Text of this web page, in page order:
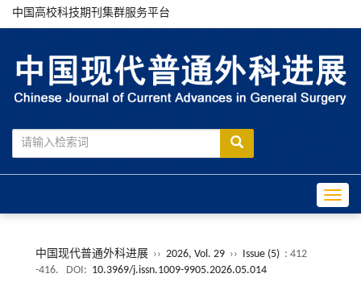
中国高校科技期刊集群服务平台
中国现代普通外科进展 ›› 2026, Vol. 29 ›› Issue (5) : 412
-416.
DOI: 10.3969/j.issn.1009-9905.2026.05.014